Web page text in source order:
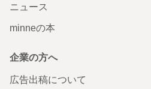
ニュース
minneの本
企業の方へ
広告出稿について